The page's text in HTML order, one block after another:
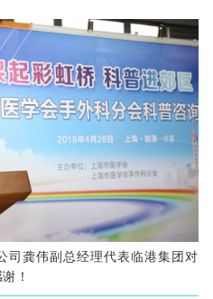
司龚伟副总经理代表临港集团对
！